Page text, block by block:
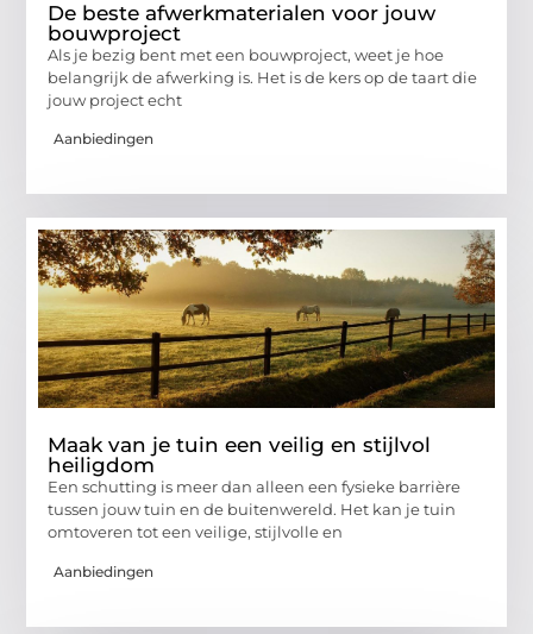
De beste afwerkmaterialen voor jouw
bouwproject
Als je bezig bent met een bouwproject, weet je hoe
belangrijk de afwerking is. Het is de kers op de taart die
jouw project echt
Aanbiedingen
Maak van je tuin een veilig en stijlvol
heiligdom
Een schutting is meer dan alleen een fysieke barrière
tussen jouw tuin en de buitenwereld. Het kan je tuin
omtoveren tot een veilige, stijlvolle en
Aanbiedingen